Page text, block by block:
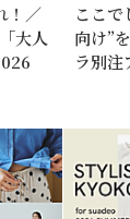
！／
大人
ここで
向け”
ラ別注